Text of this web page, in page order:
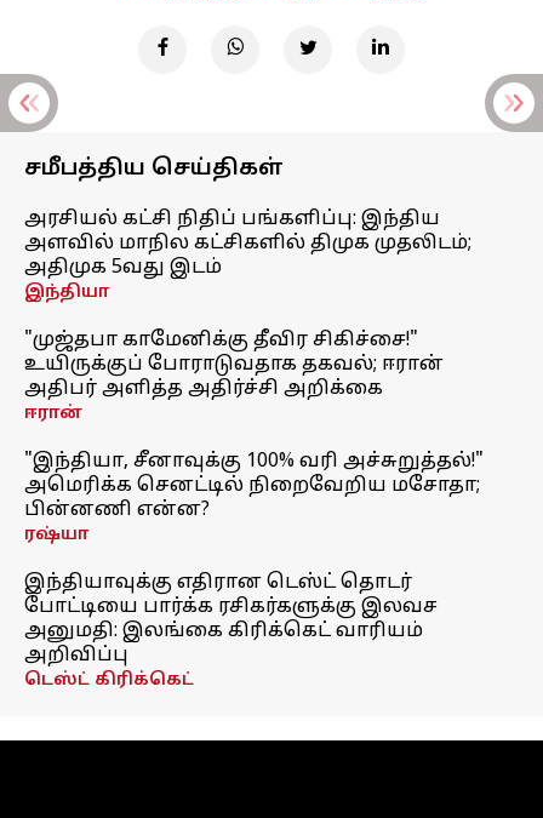
சமீபத்திய செய்திகள்
அரசியல் கட்சி நிதிப் பங்களிப்பு: இந்திய
அளவில் மாநில கட்சிகளில் திமுக முதலிடம்;
அதிமுக 5வது இடம்
இந்தியா
"முஜ்தபா காமேனிக்கு தீவிர சிகிச்சை!"
உயிருக்குப் போராடுவதாக தகவல்; ஈரான்
அதிபர் அளித்த அதிர்ச்சி அறிக்கை
ஈரான்
"இந்தியா, சீனாவுக்கு 100% வரி அச்சுறுத்தல்!"
அமெரிக்க செனட்டில் நிறைவேறிய மசோதா;
பின்னணி என்ன?
ரஷ்யா
இந்தியாவுக்கு எதிரான டெஸ்ட் தொடர்
போட்டியை பார்க்க ரசிகர்களுக்கு இலவச
அனுமதி: இலங்கை கிரிக்கெட் வாரியம்
அறிவிப்பு
டெஸ்ட் கிரிக்கெட்